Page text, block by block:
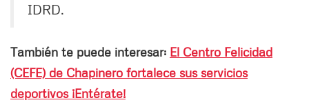
IDRD.
También te puede interesar: El Centro Felicidad
(CEFE) de Chapinero fortalece sus servicios
deportivos ¡Entérate!